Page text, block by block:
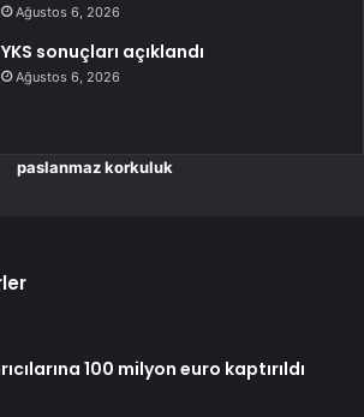
Ağustos 6, 2026
YKS sonuçları açıklandı
Ağustos 6, 2026
paslanmaz korkuluk
100 milyon euro kaptırıldı